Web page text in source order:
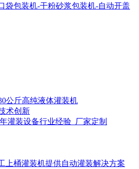
袋包装机-干粉砂浆包装机-自动开盖
公斤高纯液体灌装机
术创新
灌装设备行业经验_厂家定制